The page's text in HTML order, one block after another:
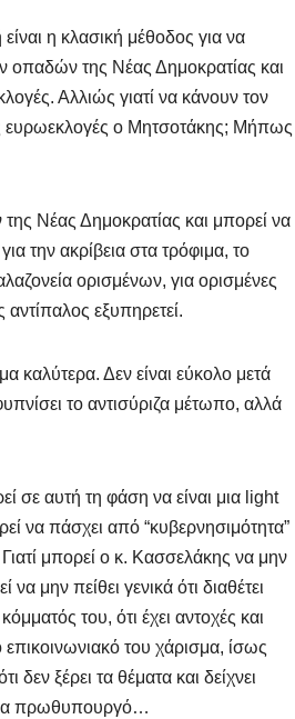
η κλασική μέθοδος για να
οπαδών της Νέας Δημοκρατίας και
Αλλιώς γιατί να κάνουν τον
ευρωεκλογές ο Μητσοτάκης; Μήπως
Νέας Δημοκρατίας και μπορεί να
την ακρίβεια στα τρόφιμα, το
ορισμένων, για ορισμένες
εξυπηρετεί.
Δεν είναι εύκολο μετά
το αντισύριζα μέτωπο, αλλά
σε αυτή τη φάση να είναι μια light
να πάσχει από “κυβερνησιμότητα”
Γιατί μπορεί ο κ. Κασσελάκης να μην
μην πείθει γενικά ότι διαθέτει
του, ότι έχει αντοχές και
επικοινωνιακό του χάρισμα, ίσως
ξέρει τα θέματα και δείχνει
πρωθυπουργό…